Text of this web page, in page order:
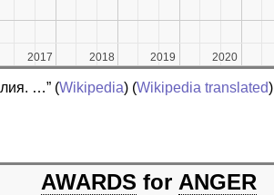
2017
2017 2018
2018 2019
2019 2020
2020
…” (Wikipedia) (Wikipedia translated)
AWARDS for ANGER